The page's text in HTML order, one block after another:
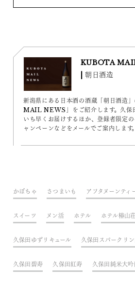
KUBOTA
| 朝日酒造
新潟県にある日本酒の酒蔵「朝日酒造
MAIL NEWS」をご紹介します。久保
いち早くお届けするほか、登録者限定
ャンペーンなどをメールでご案内します。
かぼちゃ さつまいも アフタヌーンティ
スイーツ ヌン活 ホテル ホテル椿山
久保田ゆずリキュール 久保田スパークリ
久保田碧寿 久保田紅寿 久保田純米大